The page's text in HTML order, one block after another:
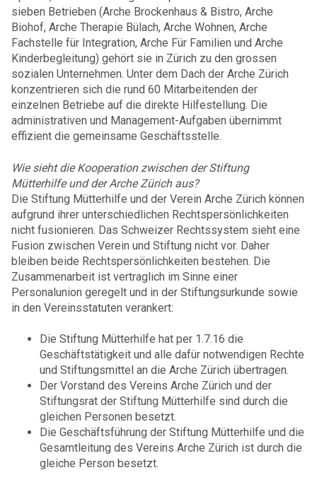
sieben Betrieben (Arche Brockenhaus & Bistro, Arche
Biohof, Arche Therapie Bülach, Arche Wohnen, Arche
Fachstelle für Integration, Arche Für Familien und Arche
Kinderbegleitung) gehört sie in Zürich zu den grossen
sozialen Unternehmen. Unter dem Dach der Arche Zürich
konzentrieren sich die rund 60 Mitarbeitenden der
einzelnen Betriebe auf die direkte Hilfestellung. Die
administrativen und Management-Aufgaben übernimmt
effizient die gemeinsame Geschäftsstelle.
Wie sieht die Kooperation zwischen der Stiftung
Mütterhilfe und der Arche Zürich aus?
Die Stiftung Mütterhilfe und der Verein Arche Zürich können
aufgrund ihrer unterschiedlichen Rechtspersönlichkeiten
nicht fusionieren. Das Schweizer Rechtssystem sieht eine
Fusion zwischen Verein und Stiftung nicht vor. Daher
bleiben beide Rechtspersönlichkeiten bestehen. Die
Zusammenarbeit ist vertraglich im Sinne einer
Personalunion geregelt und in der Stiftungsurkunde sowie
in den Vereinsstatuten verankert:
Die Stiftung Mütterhilfe hat per 1.7.16 die
Geschäftstätigkeit und alle dafür notwendigen Rechte
und Stiftungsmittel an die Arche Zürich übertragen.
Der Vorstand des Vereins Arche Zürich und der
Stiftungsrat der Stiftung Mütterhilfe sind durch die
gleichen Personen besetzt.
Die Geschäftsführung der Stiftung Mütterhilfe und die
Gesamtleitung des Vereins Arche Zürich ist durch die
gleiche Person besetzt.